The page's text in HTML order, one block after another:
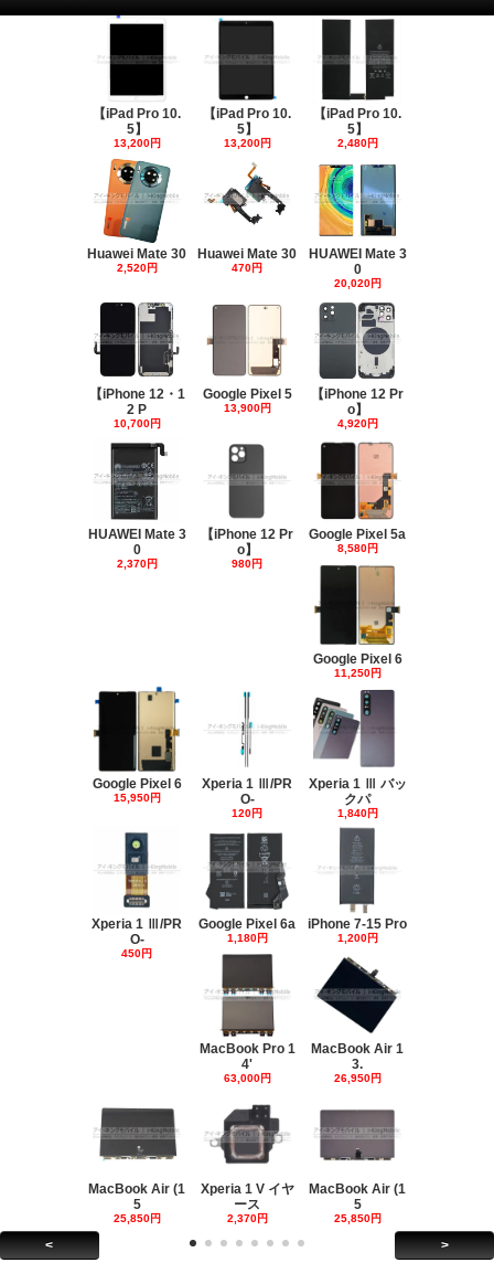
【iPad Pro 10.
5】
13,200円
【iPad Pro 10.
5】
13,200円
【iPad Pro 10.
5】
2,480円
Huawei Mate 30
2,520円
Huawei Mate 30
470円
HUAWEI Mate 3
0
20,020円
【iPhone 12・1
2 P
10,700円
Google Pixel 5
13,900円
【iPhone 12 Pr
o】
4,920円
HUAWEI Mate 3
0
2,370円
【iPhone 12 Pr
o】
980円
Google Pixel 5a
8,580円
Google Pixel 6
11,250円
Google Pixel 6
15,950円
Xperia 1 Ⅲ/PR
O-
120円
Xperia 1 Ⅲ バッ
クパ
1,840円
Xperia 1 Ⅲ/PR
O-
450円
Google Pixel 6a
1,180円
iPhone 7-15 Pro
1,200円
MacBook Pro 1
4'
63,000円
MacBook Air 1
3.
26,950円
MacBook Air (1
5
25,850円
Xperia 1 V イヤ
ース
2,370円
MacBook Air (1
5
25,850円
< >